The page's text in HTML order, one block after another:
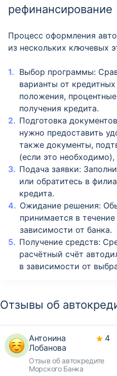
рефинансирование
Процесс оформления
из нескольких ключевых
Выбор программы:
варианты от
положения,
получения кредита.
Подготовка
нужно предоставить
также документы,
(если это
Подача заявки:
или обратитесь в
кредита.
Ожидание решения:
принимается в
зависимости от банка.
Получение средств:
расчётный счёт
в зависимости от
Отзывы об
Антонина
Лобанова
Отзыв об автокредите
Морского Банка
4